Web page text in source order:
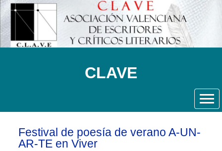
CLAVE
Festival de poesía de verano A-UN-
AR-TE en Viver